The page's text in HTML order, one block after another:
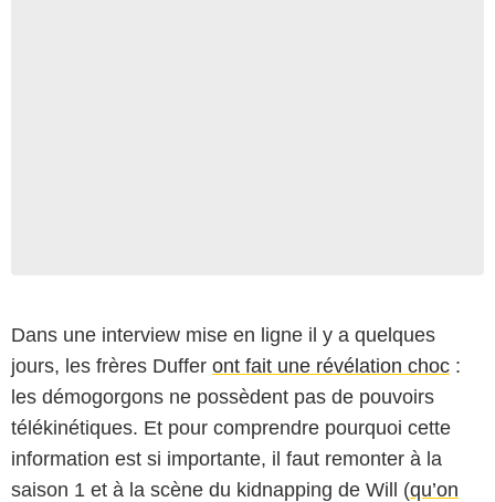
Dans une interview mise en ligne il y a quelques
jours, les frères Duffer ont fait une révélation choc :
les démogorgons ne possèdent pas de pouvoirs
télékinétiques. Et pour comprendre pourquoi cette
information est si importante, il faut remonter à la
saison 1 et à la scène du kidnapping de Will (qu’on